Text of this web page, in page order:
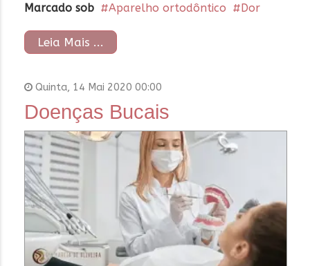
Marcado sob Aparelho ortodôntico Dor
Leia Mais ...
Quinta, 14 Mai 2020 00:00
Doenças Bucais